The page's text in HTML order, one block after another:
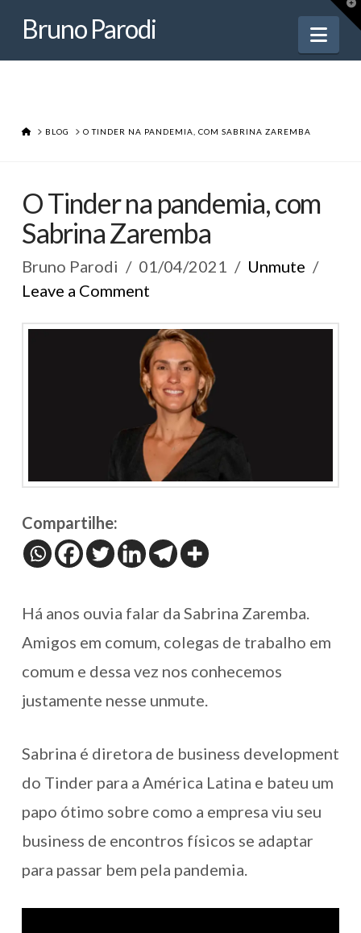
Bruno
Bruno Parodi
HOME
BLOG O TINDER NA PANDEMIA, COM SABRINA ZAREMBA
O Tinder na pandemia, com
Sabrina Zaremba
Bruno Parodi 01/04/2021
Unmute
Leave a Comment
Compartilhe:
Há anos ouvia falar da Sabrina Zaremba.
Amigos em comum, colegas de trabalho em
comum e dessa vez nos conhecemos
justamente nesse unmute.
Sabrina é diretora de business development
do Tinder para a América Latina e bateu um
papo ótimo sobre como a empresa viu seu
business de encontros físicos se adaptar
para passar bem pela pandemia.